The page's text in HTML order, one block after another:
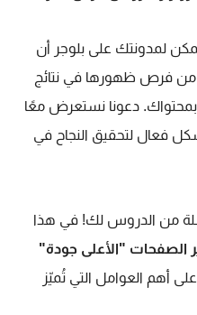
يمكن لمدونتك على بلوجر أن
من فرص ظهورها في نتائج
بمحتواك. دعونا نستعرض معًا
فعال لتحقيق النجاح في
من الدروس لك! في هذا
الصفحات "الأعلى جودة"
أهم العوامل التي تُميّز